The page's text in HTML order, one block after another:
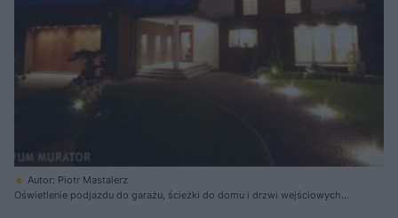
Autor: Piotr Mastalerz
Oświetlenie podjazdu do garażu, ścieżki do domu i drzwi wejściowych